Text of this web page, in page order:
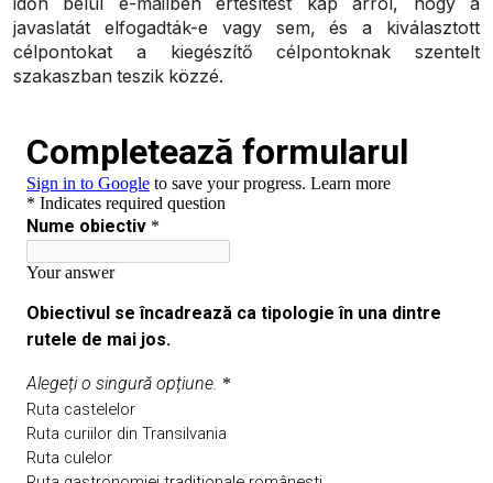
javaslatát elfogadták-e vagy sem, és a kiválasztott
célpontokat a kiegészítő célpontoknak szentelt
szakaszban teszik közzé.